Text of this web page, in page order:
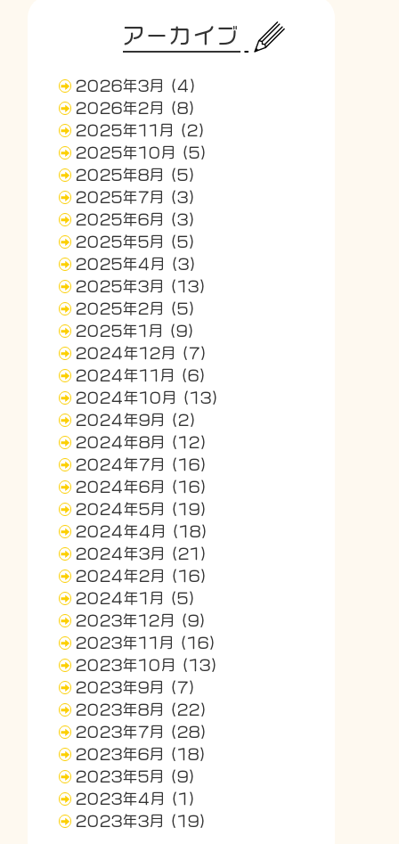
アーカイブ
2026年3月
(4)
2026年2月
(8)
2025年11月
(2)
2025年10月
(5)
2025年8月
(5)
2025年7月
(3)
2025年6月
(3)
2025年5月
(5)
2025年4月
(3)
2025年3月
(13)
2025年2月
(5)
2025年1月
(9)
2024年12月
(7)
2024年11月
(6)
2024年10月
(13)
2024年9月
(2)
2024年8月
(12)
2024年7月
(16)
2024年6月
(16)
2024年5月
(19)
2024年4月
(18)
2024年3月
(21)
2024年2月
(16)
2024年1月
(5)
2023年12月
(9)
2023年11月
(16)
2023年10月
(13)
2023年9月
(7)
2023年8月
(22)
2023年7月
(28)
2023年6月
(18)
2023年5月
(9)
2023年4月
(1)
2023年3月
(19)